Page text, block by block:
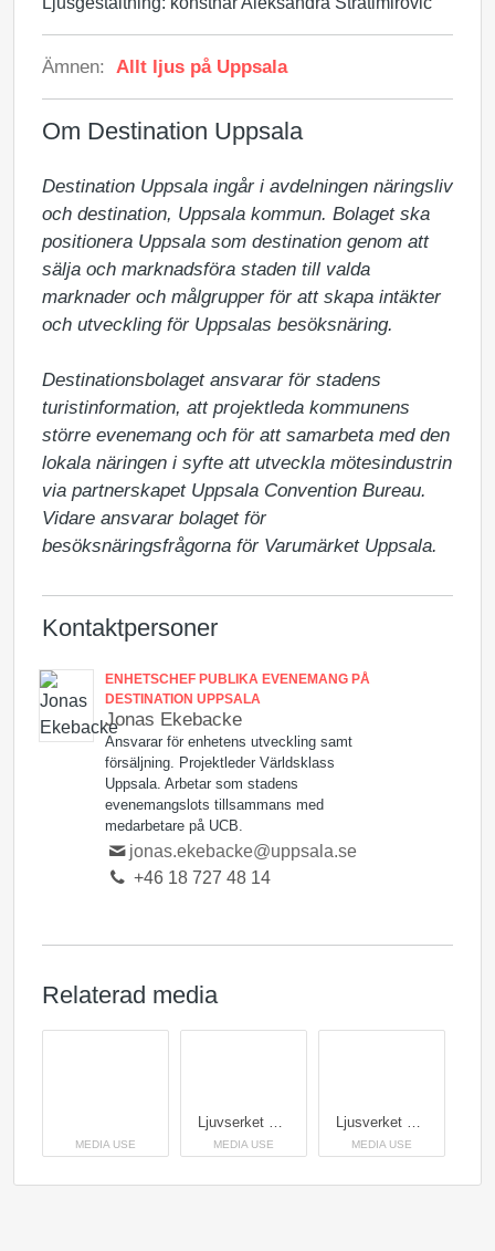
Ämnen: Allt ljus på Uppsala
Om Destination Uppsala
Destination Uppsala ingår i avdelningen näringsliv
och destination, Uppsala kommun. Bolaget ska
positionera Uppsala som destination genom att
sälja och marknadsföra staden till valda
marknader och målgrupper för att skapa intäkter
och utveckling för Uppsalas besöksnäring.
Destinationsbolaget ansvarar för stadens
turistinformation, att projektleda kommunens
större evenemang och för att samarbeta med den
lokala näringen i syfte att utveckla mötesindustrin
via partnerskapet Uppsala Convention Bureau.
Vidare ansvarar bolaget för
besöksnäringsfrågorna för Varumärket Uppsala.
Kontaktpersoner
ENHETSCHEF PUBLIKA EVENEMANG PÅ
DESTINATION UPPSALA
Jonas Ekebacke
Ansvarar för enhetens utveckling samt
försäljning. Projektleder Världsklass
Uppsala. Arbetar som stadens
evenemangslots tillsammans med
medarbetare på UCB.
jonas.ekebacke@uppsala.se
+46 18 727 48 14
Relaterad media
MEDIA USE
Ljuvserket NYMPHAEACEAE i Svandammen på Allt ljus på Uppsala 2021. Ljusgestaltning: Designstudion Utskottet.
MEDIA USE
Ljusverket Lyckligt lottad på Allt ljus på Uppsala 2021. Ljusgestaltning: Gijs Wijer.
MEDIA USE